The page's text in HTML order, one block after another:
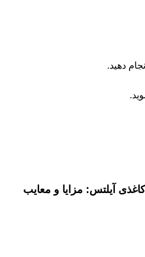
دهید.
آیلتس: مزایا و معایب